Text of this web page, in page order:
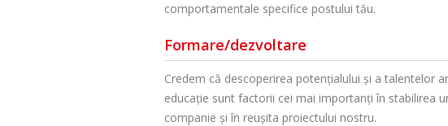
comportamentale specifice postului tău.
Formare/dezvoltare
Credem că descoperirea potențialului și a talentelor
educaţie sunt factorii cei mai importanţi în stabilirea
companie și în reușita proiectului nostru.